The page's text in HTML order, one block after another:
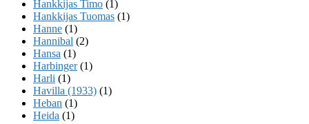
Hankkijas Timo (1)
Hankkijas Tuomas (1)
Hanne (1)
Hannibal (2)
Hansa (1)
Harbinger(1)
Harli (1)
Havilla (1933) (1)
Heban (1)
Heida (1)